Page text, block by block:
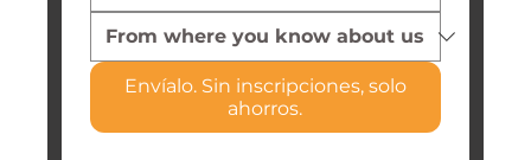
Envíalo. Sin inscripciones, solo
ahorros.